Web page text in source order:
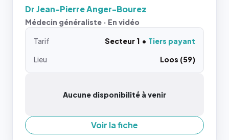
Dr Jean-Pierre Anger-Bourez
Médecin généraliste · En vidéo
Tarif Secteur 1
Tiers payant
Lieu
Loos (59)
Aucune disponibilité à venir
Voir la fiche